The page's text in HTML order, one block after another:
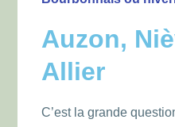
Auzon,
Allier
C’est la grande